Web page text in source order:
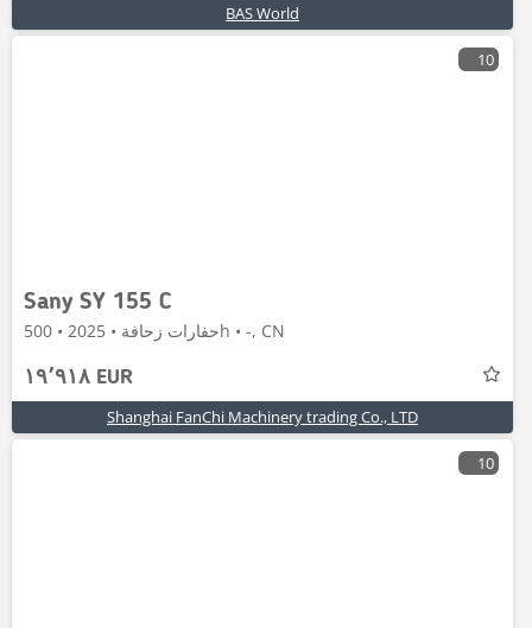
BAS World
10
Sany SY 155 C
حفارات زحافة • 2025 • 500h • -, CN
١٩٬٩١٨ EUR
Shanghai FanChi Machinery trading Co., LTD
10